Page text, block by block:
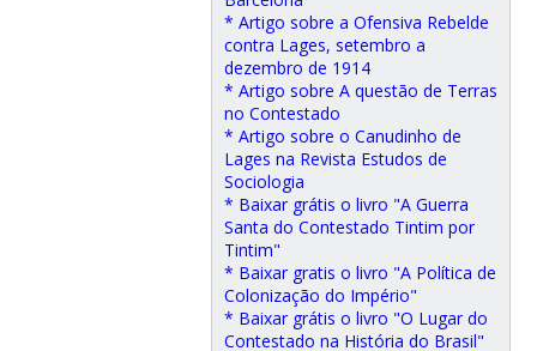
* Artigo sobre a Ofensiva Rebelde
contra Lages, setembro a
dezembro de 1914
* Artigo sobre A questão de Terras
no Contestado
* Artigo sobre o Canudinho de
Lages na Revista Estudos de
Sociologia
* Baixar grátis o livro "A Guerra
Santa do Contestado Tintim por
Tintim"
* Baixar gratis o livro "A Política de
Colonização do Império"
* Baixar grátis o livro "O Lugar do
Contestado na História do Brasil"